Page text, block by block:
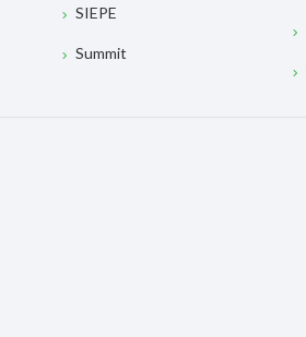
SIEPE
Summit